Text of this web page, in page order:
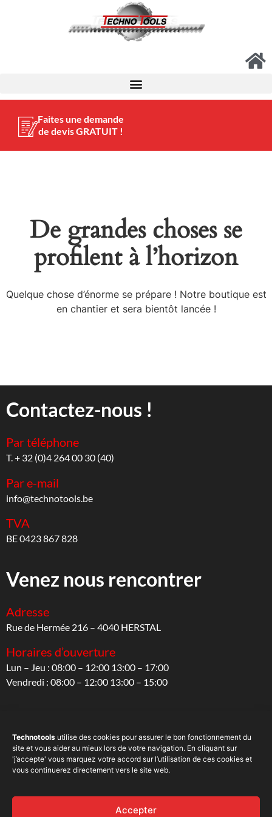
Technotools utilise des cookies pour assurer le bon fonctionnement du
site et vous aider au mieux lors de votre navigation. En cliquant sur
'j’accepte' vous marquez votre accord sur l’utilisation de ces cookies et
vous continuerez directement vers le site web.
Accepter
Faites une demande
de devis GRATUIT !
De grandes choses se
profilent à l’horizon
Quelque chose d’énorme se prépare ! Notre boutique est
en chantier et sera bientôt lancée !
Contactez-nous !
Par téléphone
T. + 32 (0)4 264 00 30 (40)
Par e-mail
info@technotools.be
TVA
BE 0423 867 828
Venez nous rencontrer
Adresse
Rue de Hermée 216 – 4040 HERSTAL
Horaires d’ouverture
Lun – Jeu : 08:00 – 12:00 13:00 – 17:00
Vendredi : 08:00 – 12:00 13:00 – 15:00
Sur les réseaux sociaux